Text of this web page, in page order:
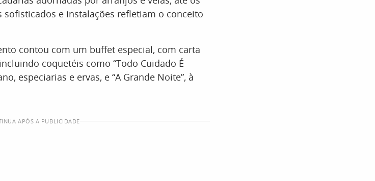
e instalações refletiam o conceito
contou com um buffet especial, com carta
coquetéis como “Todo Cuidado É
especiarias e ervas, e “A Grande Noite”, à
APÓS A PUBLICIDADE